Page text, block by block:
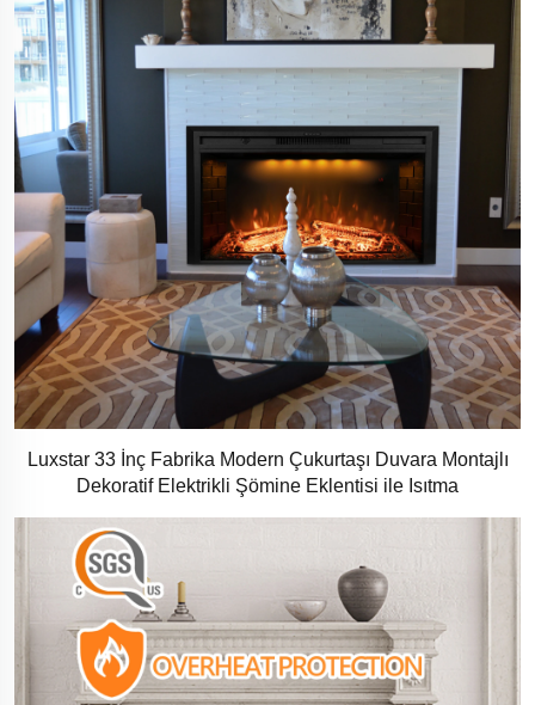
Luxstar 33 İnç Fabrika Modern Çukurtaşı Duvara Montajlı
Dekoratif Elektrikli Şömine Eklentisi ile Isıtma